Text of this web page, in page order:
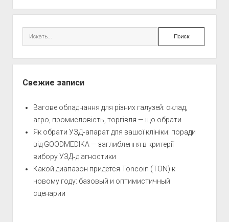
Поиск
Свежие записи
Вагове обладнання для різних галузей: склад,
агро, промисловість, торгівля — що обрати
Як обрати УЗД‑апарат для вашої клініки: поради
від GOODMEDIKA — заглиблення в критерії
вибору УЗД‑діагностики
Какой диапазон придётся Toncoin (TON) к
новому году: базовый и оптимистичный
сценарии